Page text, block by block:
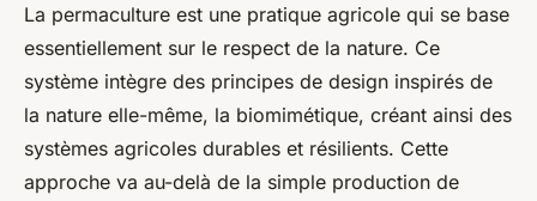
La permaculture est une pratique agricole qui se base
essentiellement sur le respect de la nature. Ce
système intègre des principes de design inspirés de
la nature elle-même, la biomimétique, créant ainsi des
systèmes agricoles durables et résilients. Cette
approche va au-delà de la simple production de